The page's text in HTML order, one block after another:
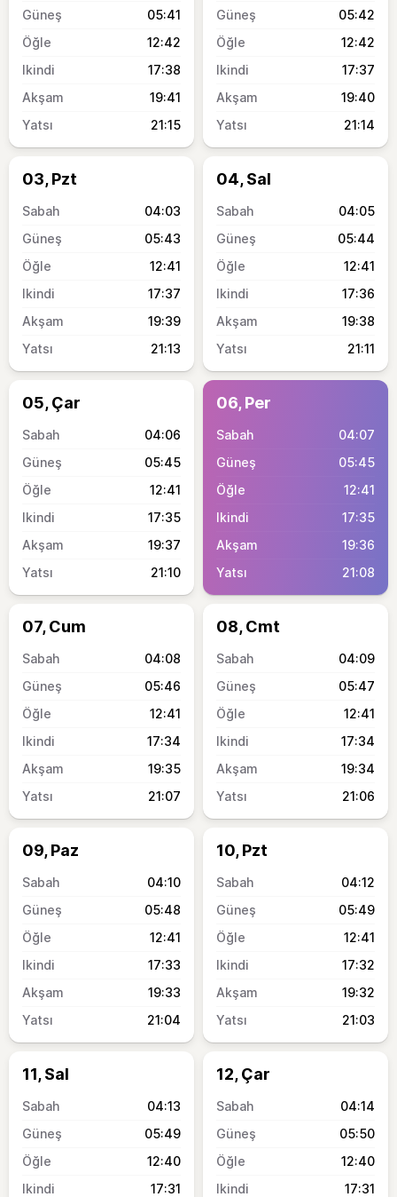
05:41
12:42
17:38
19:41
21:15
05:42
12:42
17:37
19:40
21:14
03, Pzt
04:03
05:43
12:41
17:37
19:39
21:13
04, Sal
04:05
05:44
12:41
17:36
19:38
21:11
05, Çar
04:06
05:45
12:41
17:35
19:37
21:10
06, Per
04:07
05:45
12:41
17:35
19:36
21:08
07, Cum
04:08
05:46
12:41
17:34
19:35
21:07
08, Cmt
04:09
05:47
12:41
17:34
19:34
21:06
09, Paz
04:10
05:48
12:41
17:33
19:33
21:04
10, Pzt
04:12
05:49
12:41
17:32
19:32
21:03
11, Sal
04:13
05:49
12:40
17:31
12, Çar
04:14
05:50
12:40
17:31